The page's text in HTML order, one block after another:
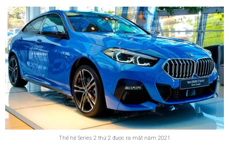
Thế hệ Series 2 thứ 2 được ra mắt năm 2021